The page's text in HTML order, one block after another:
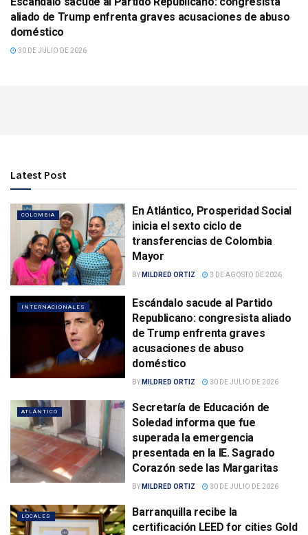
aliado de Trump enfrenta graves acusaciones de abuso
doméstico
30 DE JULIO DE 2026
Latest Post
COLOMBIA
En Atlántico, Prosperidad Social
inicia el sexto ciclo de
transferencias de Colombia
Mayor
BY MILDRED ORTIZ 3 DE AGOSTO DE 2026
INTERNACIONALES
Escándalo sacude al Partido
Republicano: congresista aliado
de Trump enfrenta graves
acusaciones de abuso
doméstico
BY MILDRED ORTIZ 30 DE JULIO DE 2026
ATLÁNTICO
Secretaría de Educación de
Soledad informa que fue
superada la emergencia
presentada en la IE. Sagrado
Corazón sede las Margaritas
BY MILDRED ORTIZ 30 DE JULIO DE 2026
LOCALES
Barranquilla recibe la
certificación LEED for cities Gold